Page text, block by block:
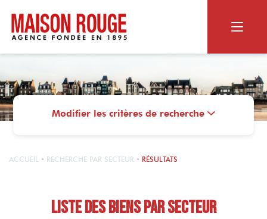
ACHETER
Appartement ou maison
Terrain
NOS SERVICES
VENDRE
Vendus par Maison Rouge
Estimation personnalisée
LE GROUPE
Qui sommes-nous ?
CONTACT
Modifier les critères de recherche
ACCUEIL RECHERCHE PAR SECTEUR RÉSULTATS
Liste des Biens par secteur